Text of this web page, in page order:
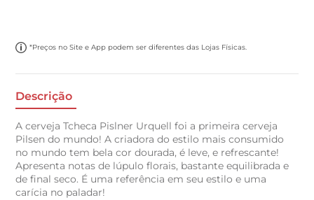
*Preços no Site e App podem ser diferentes das Lojas Físicas.
Descrição
A cerveja Tcheca Pislner Urquell foi a primeira cerveja
Pilsen do mundo! A criadora do estilo mais consumido
no mundo tem bela cor dourada, é leve, e refrescante!
Apresenta notas de lúpulo florais, bastante equilibrada e
de final seco. É uma referência em seu estilo e uma
carícia no paladar!